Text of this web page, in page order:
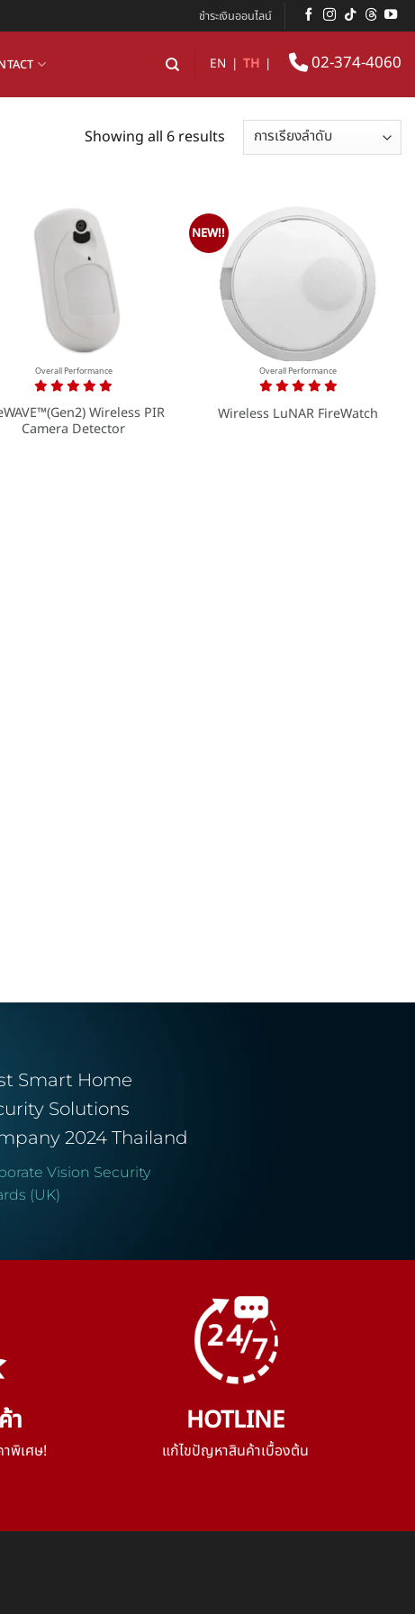
ชำระเงินออนไลน์
EN | TH | 02-374-4060
Showing all 6 results
Overall Performance
Wireless PIR
Camera Detector
NEW!!
Overall Performance
Wireless LuNAR FireWatch
Smart Home
Solutions
2024 Thailand
Vision Security
(UK)
า
พิเศษ!
HOTLINE
แก้ไขปัญหาสินค้าเบื้องต้น